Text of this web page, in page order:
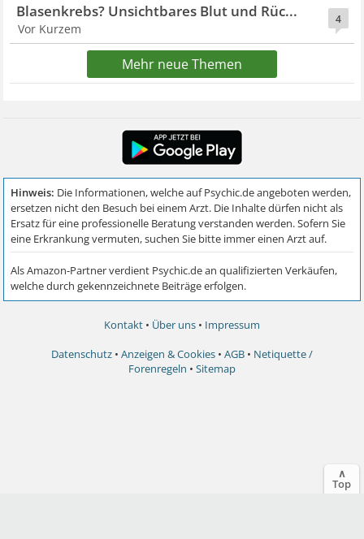
4
Blasenkrebs? Unsichtbares Blut und Rüc...
Vor Kurzem
Mehr neue Themen
Kontakt • Über uns • Impressum
Datenschutz • Anzeigen & Cookies • AGB • Netiquette /
Forenregeln • Sitemap
∧
Top